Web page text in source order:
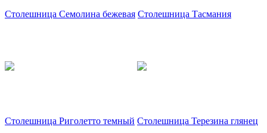
Столешница Семолина бежевая Столешница Тасмания
Столешница Риголетто темный Столешница Терезина глянец